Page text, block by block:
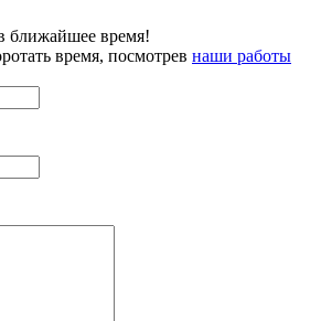
ближайшее время!
время, посмотрев наши работы